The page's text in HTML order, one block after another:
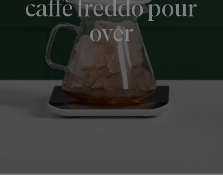
caffè freddo pour
over